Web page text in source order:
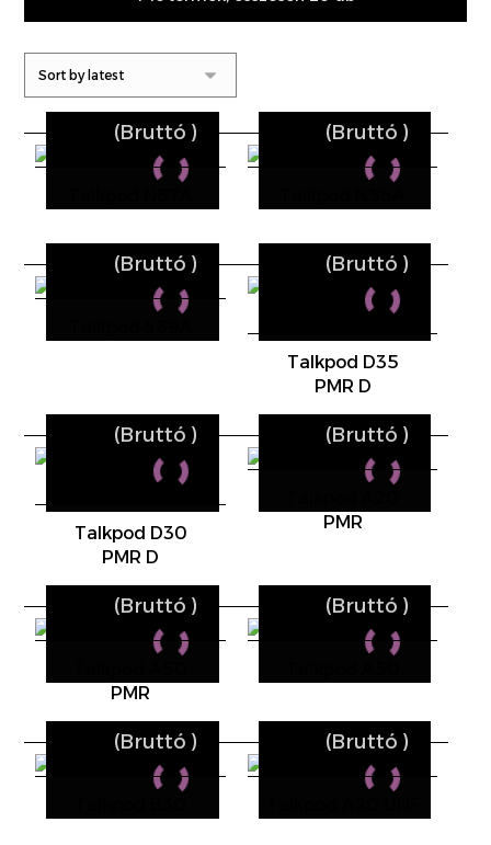
(Bruttó ) (Bruttó)
(Bruttó )
Talkpod D35
PMR D
(Bruttó)
Talkpod D30
PMR D
(Bruttó )
PMR
(Bruttó)
PMR
(Bruttó ) (Bruttó)
(Bruttó ) (Bruttó)